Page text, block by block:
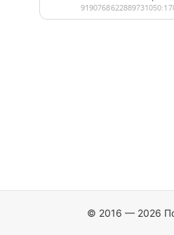
© 2016 — 2026